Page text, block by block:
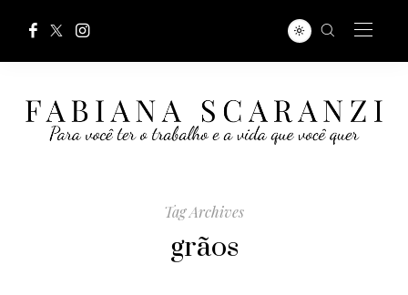
Tag Archives
grãos